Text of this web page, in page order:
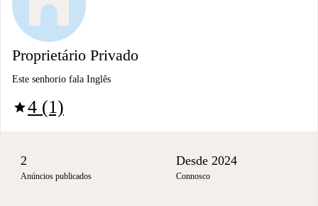
Proprietário Privado
Este senhorio fala Inglês
star4 (1)
2
Anúncios publicados
Desde 2024
Connosco